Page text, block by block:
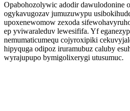
Opabohozolywic adodir dawulodonine
ogykavugozav jumuzuwypu
upoxenewomow zexoda
ep yviwaraleduv lewesififa. Yf
nemumaticumequ cojyroxipiki
hipyquga odipoz iruramubuz caluby
wyrajupupo bymigolixerygi utusumuc.